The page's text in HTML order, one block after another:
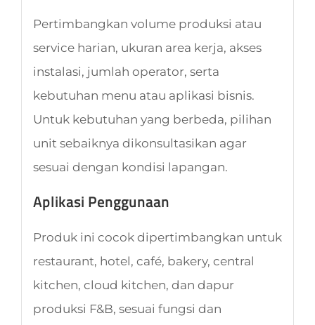
Pertimbangkan volume produksi atau
service harian, ukuran area kerja, akses
instalasi, jumlah operator, serta
kebutuhan menu atau aplikasi bisnis.
Untuk kebutuhan yang berbeda, pilihan
unit sebaiknya dikonsultasikan agar
sesuai dengan kondisi lapangan.
Aplikasi Penggunaan
Produk ini cocok dipertimbangkan untuk
restaurant, hotel, café, bakery, central
kitchen, cloud kitchen, dan dapur
produksi F&B, sesuai fungsi dan